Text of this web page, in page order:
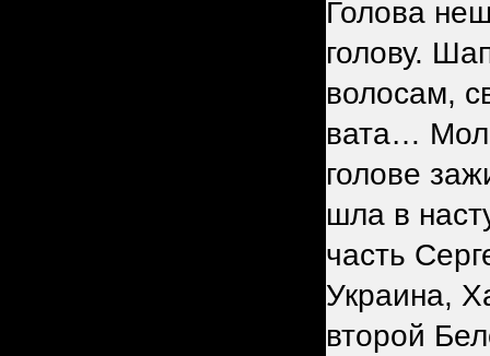
Голова
голову.
волосам,
вата…
голове
шла в
часть
Украина,
второй